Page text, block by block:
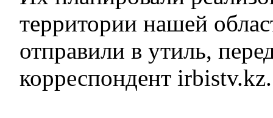
территории нашей
отправили в утиль,
корреспондент irbistv.kz.